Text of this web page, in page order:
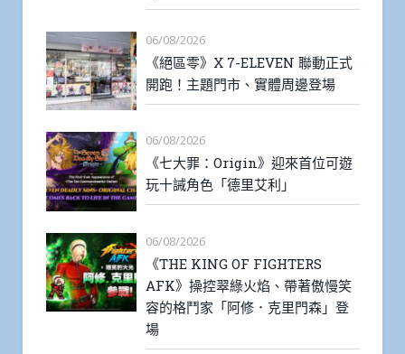
06/08/2026
《絕區零》X 7-ELEVEN 聯動正式
開跑！主題門市、實體周邊登場
06/08/2026
《七大罪：Origin》迎來首位可遊
玩十誡角色「德里艾利」
06/08/2026
《THE KING OF FIGHTERS
AFK》操控翠綠火焰、帶著傲慢笑
容的格鬥家「阿修．克里門森」登
場